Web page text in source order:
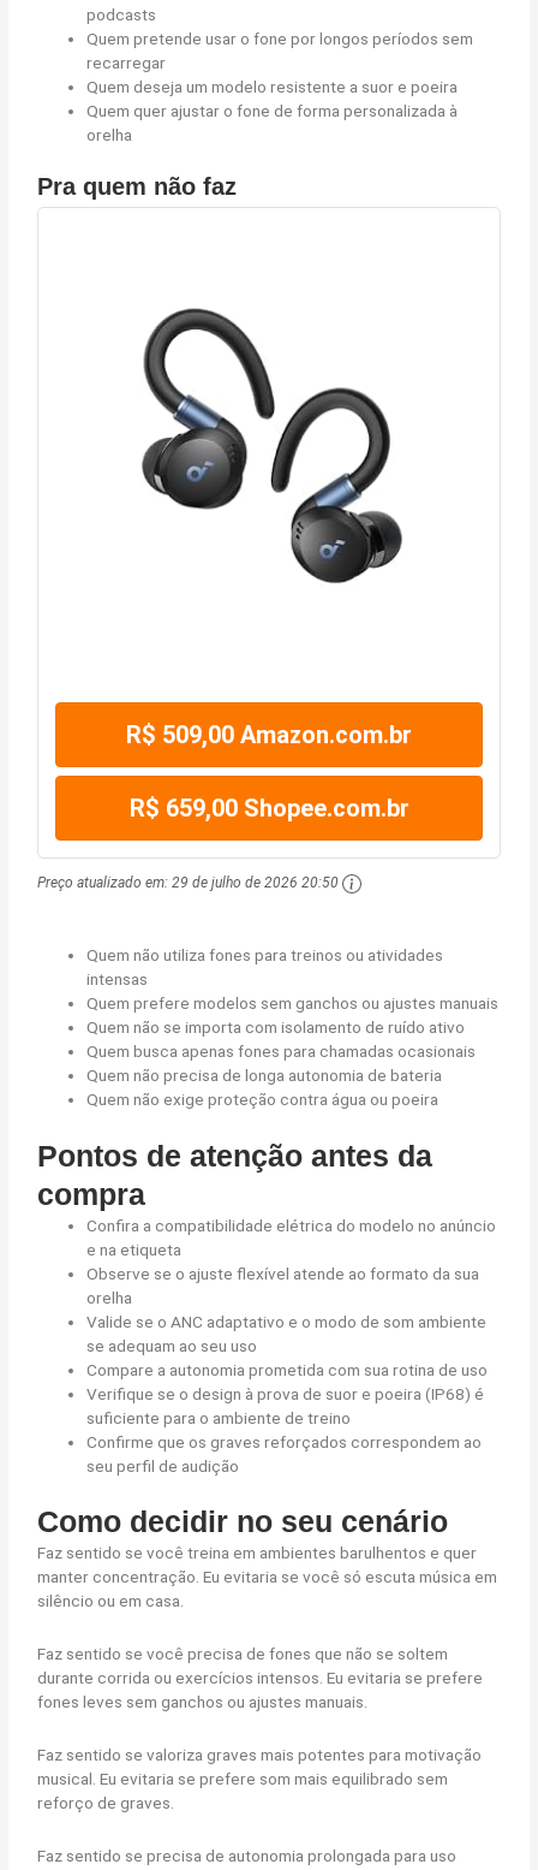
podcasts
Quem pretende usar o fone por longos períodos sem
recarregar
Quem deseja um modelo resistente a suor e poeira
Quem quer ajustar o fone de forma personalizada à
orelha
Pra quem não faz
R$ 509,00 Amazon.com.br
R$ 659,00 Shopee.com.br
Preço atualizado em:29 de julho de 2026 20:50
Quem não utiliza fones para treinos ou atividades
intensas
Quem prefere modelos sem ganchos ou ajustes manuais
Quem não se importa com isolamento de ruído ativo
Quem busca apenas fones para chamadas ocasionais
Quem não precisa de longa autonomia de bateria
Quem não exige proteção contra água ou poeira
Pontos de atenção antes da
compra
Confira a compatibilidade elétrica do modelo no anúncio
e na etiqueta
Observe se o ajuste flexível atende ao formato da sua
orelha
Valide se o ANC adaptativo e o modo de som ambiente
se adequam ao seu uso
Compare a autonomia prometida com sua rotina de uso
Verifique se o design à prova de suor e poeira (IP68) é
suficiente para o ambiente de treino
Confirme que os graves reforçados correspondem ao
seu perfil de audição
Como decidir no seu cenário
Faz sentido se você treina em ambientes barulhentos e quer
manter concentração. Eu evitaria se você só escuta música em
silêncio ou em casa.
Faz sentido se você precisa de fones que não se soltem
durante corrida ou exercícios intensos. Eu evitaria se prefere
fones leves sem ganchos ou ajustes manuais.
Faz sentido se valoriza graves mais potentes para motivação
musical. Eu evitaria se prefere som mais equilibrado sem
reforço de graves.
Faz sentido se precisa de autonomia prolongada para uso